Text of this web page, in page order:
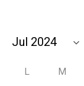
L M